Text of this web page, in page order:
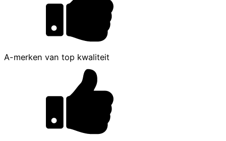
A-merken van top kwaliteit